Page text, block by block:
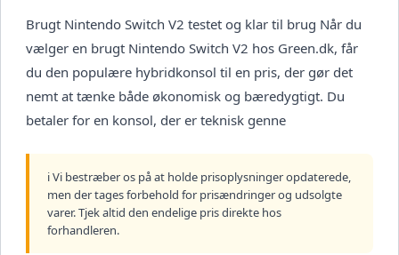
Brugt Nintendo Switch V2 testet og klar til brug Når du
vælger en brugt Nintendo Switch V2 hos Green.dk, får
du den populære hybridkonsol til en pris, der gør det
nemt at tænke både økonomisk og bæredygtigt. Du
betaler for en konsol, der er teknisk genne
ℹ️ Vi bestræber os på at holde prisoplysninger opdaterede,
men der tages forbehold for prisændringer og udsolgte
varer. Tjek altid den endelige pris direkte hos
forhandleren.